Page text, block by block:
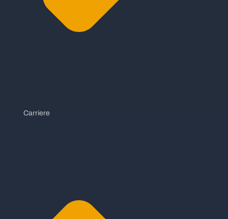
Carriere